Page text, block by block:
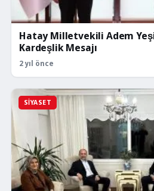
Hatay Milletvekili Adem
Kardeşlik Mesajı
2 yıl önce
SIYASET